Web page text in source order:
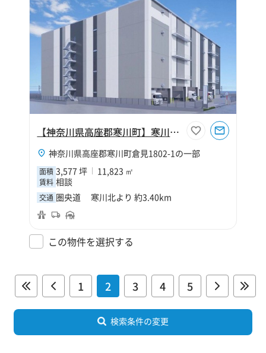
【神奈川県高座郡寒川町】寒川物流センター【仮称】
神奈川県高座郡寒川町倉見1802-1の一部
面積 3,577 坪 11,823 ㎡
賃料 相談
交通 圏央道 寒川北より 約3.40km
この物件を選択する
1 2 3 4 5
検索条件の変更